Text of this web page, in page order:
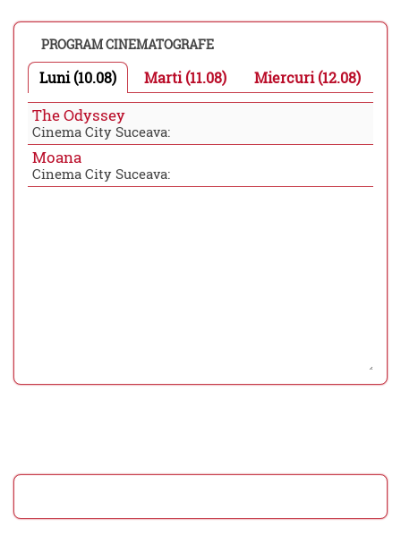
PROGRAM CINEMATOGRAFE
Luni (10.08) Marti (11.08) Miercuri (12.08)
The Odyssey
Cinema City Suceava:
Moana
Cinema City Suceava: